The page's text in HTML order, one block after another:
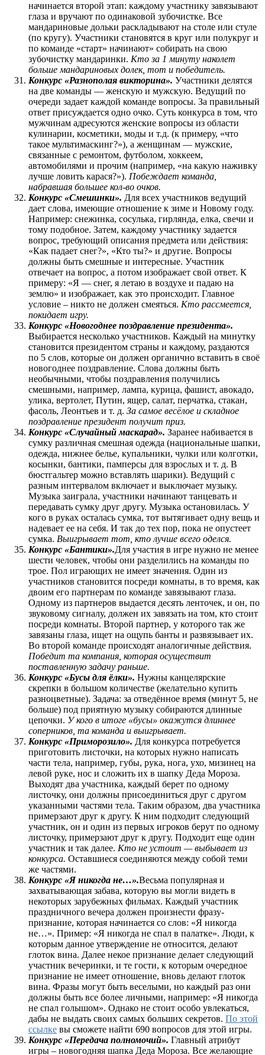
начинается второй этап: каждому участнику завязывают
глаза и вручают по одинаковой зубочистке. Все
мандариновые дольки раскладывают на столе или стуле
(по кругу). Участники становятся в круг или полукруг и
по команде «старт» начинают» собирать на свою
зубочистку мандаринки. Кто за 1 минуту наколет
больше мандариновых долек, тот и победитель.
Конкурс «Разнополая викторина». Участники делятся
на две команды — женскую и мужскую. Ведущий по
очереди задает каждой команде вопросы. За правильный
ответ присуждается одно очко. Суть конкурса в том, что
мужчинам адресуются женские вопросы из области
кулинарии, косметики, моды и т.д. (к примеру, «что
такое мультимаскинг?»), а женщинам — мужские,
связанные с ремонтом, футболом, хоккеем,
автомобилями и прочим (например, «на какую наживку
лучше ловить карася?»). Побеждает команда,
набравшая большее кол-во очков.
Конкурс «Смешинки». Для всех участников ведущий
дает слова, имеющие отношение к зиме и Новому году.
Например: снежинка, сосулька, гирлянда, елка, свечи и
тому подобное. Затем, каждому участнику задается
вопрос, требующий описания предмета или действия:
«Как падает снег?», «Кто ты?» и другие. Вопросы
должны быть смешные и интересные. Участник
отвечает на вопрос, а потом изображает свой ответ. К
примеру: «Я — снег, я летаю в воздухе и падаю на
землю» и изображает, как это происходит. Главное
условие – никто не должен смеяться. Кто рассмеется,
покидает игру.
Конкурс «Новогоднее поздравление президента».
Выбирается несколько участников. Каждый на минутку
становится президентом страны и каждому, раздаются
по 5 слов, которые он должен органично вставить в своё
новогоднее поздравление. Слова должны быть
необычными, чтобы поздравления получились
смешными, например, лампа, курица, фашист, авокадо,
улика, вертолет, Путин, ящер, салат, перчатка, стакан,
фасоль, Леонтьев и т. д. За самое весёлое и складное
поздравление президент получит приз.
Конкурс «Случайный маскарад». Заранее набивается в
сумку различная смешная одежда (национальные шапки,
одежда, нижнее белье, купальники, чулки или колготки,
косынки, бантики, памперсы для взрослых и т. д. В
бюстгальтер можно вставлять шарики). Ведущий с
разным интервалом включает и выключает музыку.
Музыка заиграла, участники начинают танцевать и
передавать сумку друг другу. Музыка остановилась. У
кого в руках осталась сумка, тот вытягивает одну вещь и
надевает ее на себя. И так до тех пор, пока не опустеет
сумка. Выигрывает тот, кто лучше всего оделся.
Конкурс «Бантики».Для участия в игре нужно не менее
шести человек, чтобы они разделились на команды по
трое. Пол играющих не имеет значения. Один из
участников становится посреди комнаты, в то время, как
двоим его партнерам по команде завязывают глаза.
Одному из партнеров выдается десять ленточек, и он, по
звуковому сигналу, должен их завязать на том, кто стоит
посреди комнаты. Второй партнер, у которого так же
завязаны глаза, ищет на ощупь банты и развязывает их.
Во второй команде происходят аналогичные действия.
Победит та компания, которая осуществит
поставленную задачу раньше.
Конкурс «Бусы для ёлки». Нужны канцелярские
скрепки в большом количестве (желательно купить
разноцветные). Задача: за отведённое время (минут 5, не
больше) под приятную музыку собираются длинные
цепочки. У кого в итоге «бусы» окажутся длиннее
соперников, та команда и выигрывает.
Конкурс «Приморозило». Для конкурса потребуется
приготовить листочки, на которых нужно написать
части тела, например, губы, рука, нога, ухо, мизинец на
левой руке, нос и сложить их в шапку Деда Мороза.
Выходят два участника, каждый берет по одному
листочку, они должны присоединиться друг с другом
указанными частями тела. Таким образом, два участника
примерзают друг к другу. К ним подходит следующий
участник, он и один из первых игроков берут по одному
листочку, примерзают друг к другу. Подходит еще один
участник и так далее. Кто не устоит — выбывает из
конкурса. Оставшиеся соединяются между собой теми
же частями.
Конкурс «Я никогда не…».Весьма популярная и
захватывающая забава, которую вы могли видеть в
некоторых зарубежных фильмах. Каждый участник
праздничного вечера должен произнести фразу-
признание, которая начинается со слов: «Я никогда
не…». Пример: «Я никогда не спал в палатке». Люди, к
которым данное утверждение не относится, делают
глоток вина. Далее некое признание делает следующий
участник вечеринки, и те гости, к которым очередное
признание не имеет отношение, вновь делают глоток
вина. Фразы могут быть веселыми, но каждый раз они
должны быть все более личными, например: «Я никогда
не спал голышом». Однако не стоит особо увлекаться,
дабы не выдать своих самых больших секретов. По этой
ссылке вы сможете найти 690 вопросов для этой игры.
Конкурс «Передача полномочий». Главный атрибут
игры – новогодняя шапка Деда Мороза. Все желающие